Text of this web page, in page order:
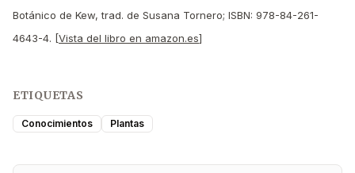
Botánico de Kew, trad. de Susana Tornero; ISBN: 978-84-261-
4643-4. [Vista del libro en amazon.es]
ETIQUETAS
Conocimientos Plantas